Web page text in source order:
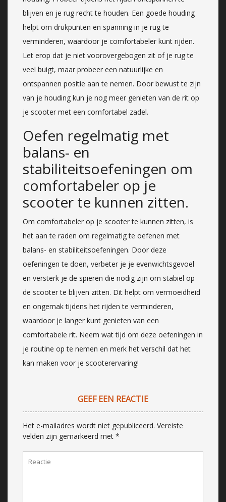
blijven en je rug recht te houden. Een goede houding
helpt om drukpunten en spanning in je rug te
verminderen, waardoor je comfortabeler kunt rijden.
Let erop dat je niet voorovergebogen zit of je rug te
veel buigt, maar probeer een natuurlijke en
ontspannen positie aan te nemen. Door bewust te zijn
van je houding kun je nog meer genieten van de rit op
je scooter met een comfortabel zadel.
Oefen regelmatig met
balans- en
stabiliteitsoefeningen om
comfortabeler op je
scooter te kunnen zitten.
Om comfortabeler op je scooter te kunnen zitten, is
het aan te raden om regelmatig te oefenen met
balans- en stabiliteitsoefeningen. Door deze
oefeningen te doen, verbeter je je evenwichtsgevoel
en versterk je de spieren die nodig zijn om stabiel op
de scooter te blijven zitten. Dit helpt om vermoeidheid
en ongemak tijdens het rijden te verminderen,
waardoor je langer kunt genieten van een
comfortabele rit. Neem wat tijd om deze oefeningen in
je routine op te nemen en merk het verschil dat het
kan maken voor je scooterervaring!
GEEF EEN REACTIE
Het e-mailadres wordt niet gepubliceerd. Vereiste
velden zijn gemarkeerd met *